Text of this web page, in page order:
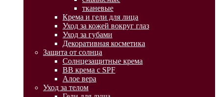
тканевые
Крема и гели для лица
Уход за кожей вокруг глаз
Уход за губами
Декоративная косметика
Защита от солнца
Солнцезащитные крема
BB крема с SPF
Алое вера
Уход за телом